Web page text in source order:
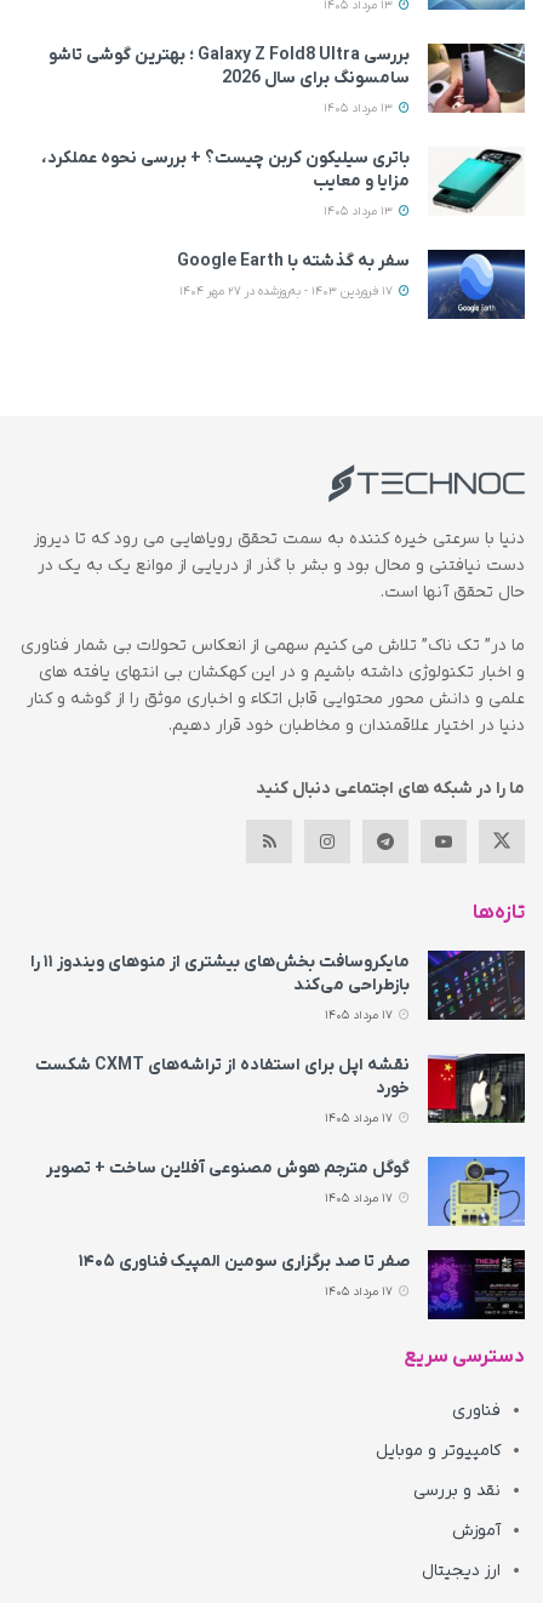
بررسی Galaxy Z Fold8 Ultra ؛ بهترین گوشی تاشو
سامسونگ برای سال 2026
باتری سیلیکون کربن چیست؟ + بررسی نحوه عملکرد،
مزایا و معایب
سفر به گذشته با Google Earth
دنیا با سرعتی خیره کننده به سمت تحقق رویاهایی می رود که تا دیروز
دست نیافتنی و محال بود و بشر با گذر از دریایی از موانع یک به یک در
حال تحقق آنها است.
ما در” تک ناک” تلاش می کنیم سهمی از انعکاس تحولات بی شمار فناوری
و اخبار تکنولوژی داشته باشیم و در این کهکشان بی انتهای یافته های
علمی و دانش محور محتوایی قابل اتکاء و اخباری موثق را از گوشه و کنار
دنیا در اختیار علاقمندان و مخاطبان خود قرار دهیم.
ما را در شبکه های اجتماعی دنبال کنید
تازه‌ها
مایکروسافت بخش‌های بیشتری از منوهای ویندوز ۱۱ را
بازطراحی می‌کند
نقشه اپل برای استفاده از تراشه‌های CXMT شکست
خورد
گوگل مترجم هوش مصنوعی آفلاین ساخت + تصویر
صفر تا صد برگزاری سومین المپیک فناوری ۱۴۰۵
دسترسی سریع
فناوری
کامپیوتر و موبایل
نقد و بررسی
آموزش
ارز دیجیتال